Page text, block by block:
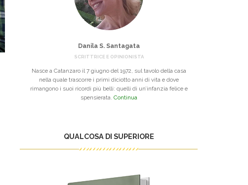
Danila S. Santagata
SCRITTRICE E OPINIONISTA
Nasce a Catanzaro il 7 giugno del 1972, sul tavolo della casa
nella quale trascorre i primi diciotto anni di vita e dove
rimangono i suoi ricordi più belli: quelli di un’infanzia felice e
spensierata. Continua
QUALCOSA DI SUPERIORE